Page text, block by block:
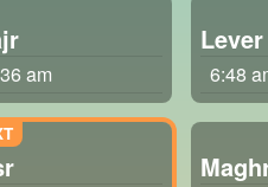
am 6:48